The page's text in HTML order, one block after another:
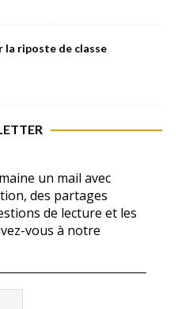
la riposte de classe
un mail avec
des partages
de lecture et les
vous à notre